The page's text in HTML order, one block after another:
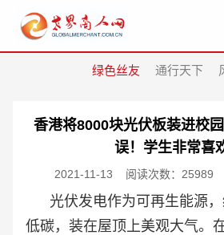
绿色丝友 通行天下
香港将8000块光伏板装进校
误！学生非常喜
2021-11-13 阅读次数：25989
光伏发电作为可再生能源，
低碳，装在屋顶上美观大气。